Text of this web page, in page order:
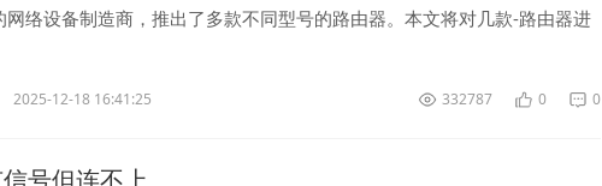
网络设备制造商，推出了多款不同型号的路由器。本文将对几款-路由器进
2025-12-18 16:41:25 332787 0 0
号但连不上